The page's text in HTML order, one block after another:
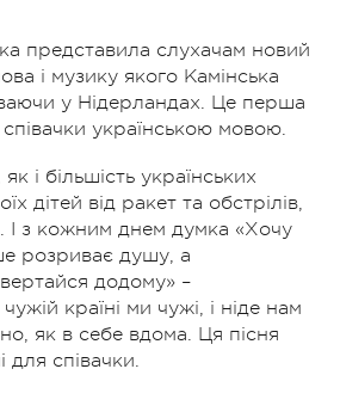
представила слухачам новий
і музику якого Камінська
у Нідерландах. Це перша
українською мовою.
і більшість українських
дітей від ракет та обстрілів,
І з кожним днем думка «Хочу
розриває душу, а
додому» –
країні ми чужі, і ніде нам
як в себе вдома. Ця пісня
для співачки.